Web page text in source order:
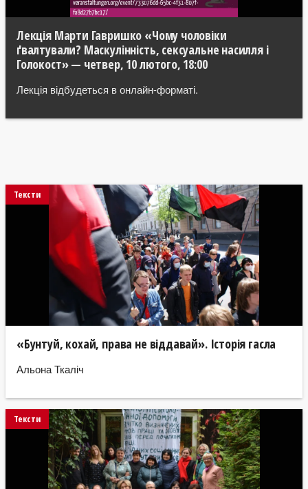
Лекція Марти Гавришко «Чому чоловіки
ґвалтували? Маскулінність, сексуальне насилля і
Голокост» — четвер, 10 лютого, 18:00
Лекція відбудеться в онлайн-форматі.
Тексти
«Бунтуй, кохай, права не віддавай». Історія гасла
Альона Ткаліч
Тексти